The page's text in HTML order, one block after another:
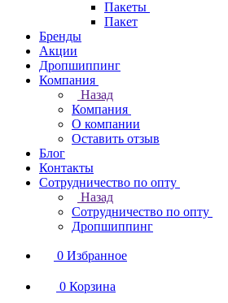
Пакеты
Пакет
Бренды
Акции
Дропшиппинг
Компания
Назад
Компания
О компании
Оставить отзыв
Блог
Контакты
Сотрудничество по опту
Назад
Сотрудничество по опту
Дропшиппинг
0 Избранное
0 Корзина